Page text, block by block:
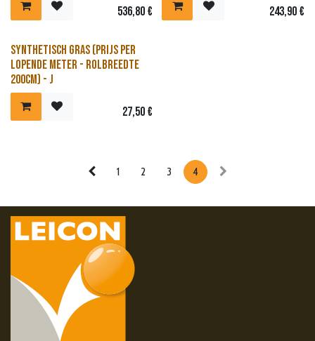
536,80€ 243,90€
Synthetisch gras (prijs per
lopende meter - rolbreedte
200cm) - J
27,50€
1 2 3 4